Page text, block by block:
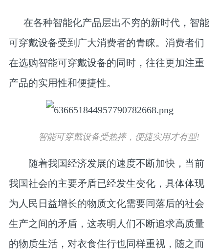
在各种智能化产品层出不穷的新时代，智能
可穿戴设备受到广大消费者的青睐。消费者们
在选购智能可穿戴设备的同时，往往更加注重
产品的实用性和便捷性。
智能可穿戴设备受热捧，便捷实用才有型!
随着我国经济发展的速度不断加快，当前
我国社会的主要矛盾已经发生变化，具体体现
为人民日益增长的物质文化需要同落后的社会
生产之间的矛盾，这表明人们不断追求高质量
的物质生活，对衣食住行也同样重视，随之而